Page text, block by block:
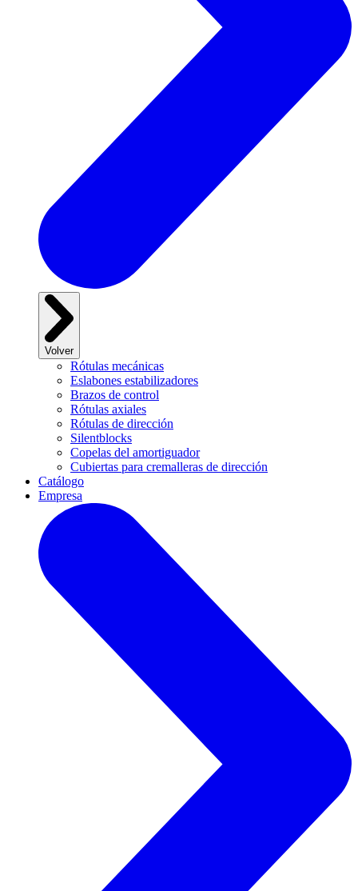
Volver
Rótulas mecánicas
Eslabones estabilizadores
Brazos de control
Rótulas axiales
Rótulas de dirección
Silentblocks
Copelas del amortiguador
Cubiertas para cremalleras de dirección
Catálogo
Empresa